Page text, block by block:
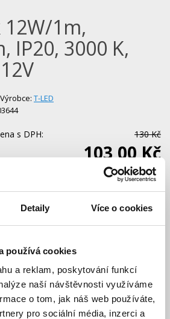
Detaily Více o cookies
používá cookies
a reklam, poskytování funkcí
naší návštěvnosti využíváme
o tom, jak náš web používáte,
pro sociální média, inzerci a
12W/1m,
IP20, 3000 K,
T-LED
s DPH:
130 Kč
103,00 Kč
125 Kč
Do košíku